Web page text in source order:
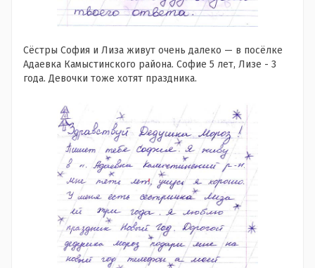
Сёстры София и Лиза живут очень далеко — в посёлке
Адаевка Камыстинского района. Софие 5 лет, Лизе - 3
года. Девочки тоже хотят праздника.